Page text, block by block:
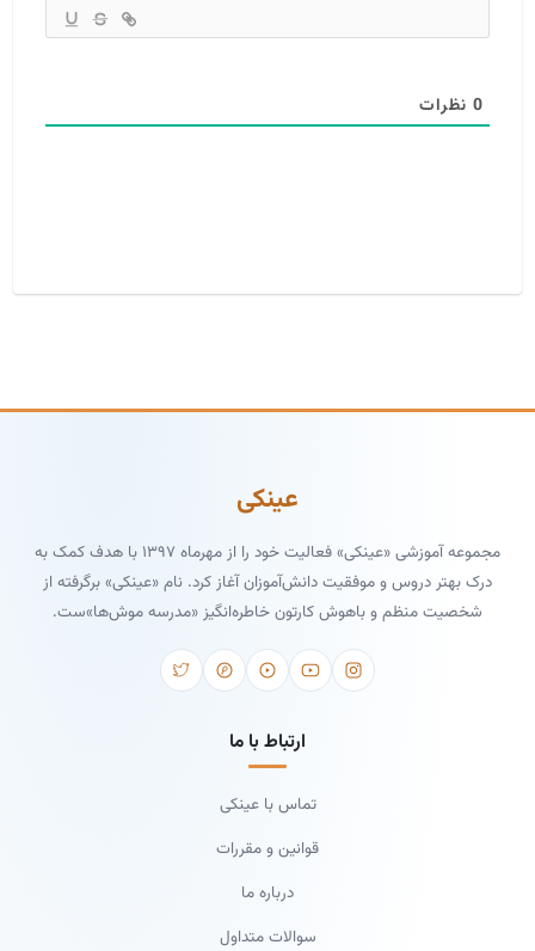
0 نظرات
عینکی
مجموعه آموزشی «عینکی» فعالیت خود را از مهرماه ۱۳۹۷ با هدف کمک به
درک بهتر دروس و موفقیت دانش‌آموزان آغاز کرد. نام «عینکی» برگرفته از
شخصیت منظم و باهوش کارتون خاطره‌انگیز «مدرسه موش‌ها»ست.
ارتباط با ما
تماس با عینکی
قوانین و مقررات
درباره ما
سوالات متداول